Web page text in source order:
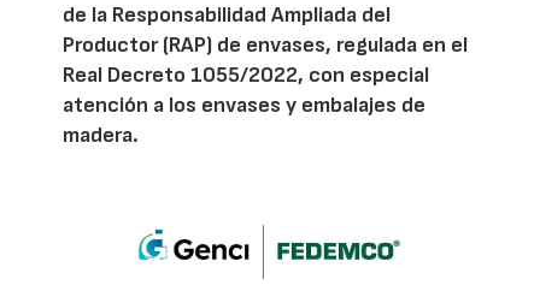
de la Responsabilidad Ampliada del
Productor (RAP) de envases, regulada en el
Real Decreto 1055/2022, con especial
atención a los envases y embalajes de
madera.